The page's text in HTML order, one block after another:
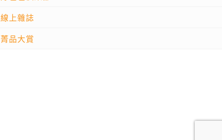
線上雜誌
菁品大賞